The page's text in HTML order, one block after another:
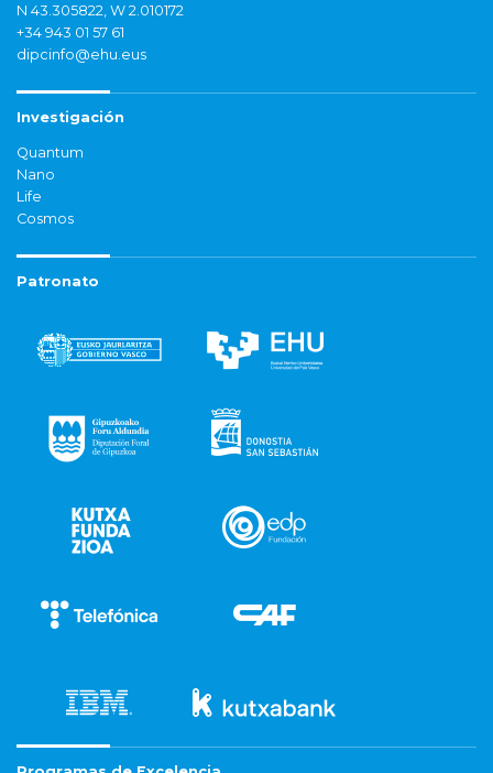
N 43.305822, W 2.010172
+34 943 01 57 61
dipcinfo@ehu.eus
Investigación
Quantum
Nano
Life
Cosmos
Patronato